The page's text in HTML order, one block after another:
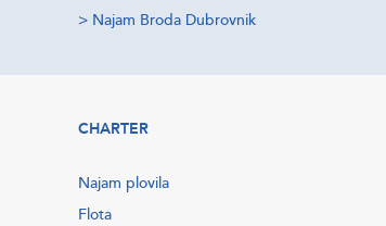
> Najam Broda Dubrovnik
CHARTER
Najam plovila
Flota